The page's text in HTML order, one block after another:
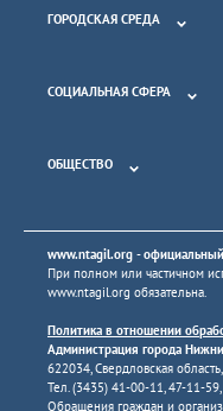
ГОРОДСКАЯ СРЕДА
СОЦИАЛЬНАЯ СФЕРА
ОБЩЕСТВО
www.ntagil.org -
При полном или частичном
www.ntagil.org обязательна.
Политика в отношении
Администрация города
622034, Свердловская
Тел. (3435) 41-00-11, 47-11-
Обращения граждан и